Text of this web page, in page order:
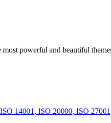
powerful and beautiful